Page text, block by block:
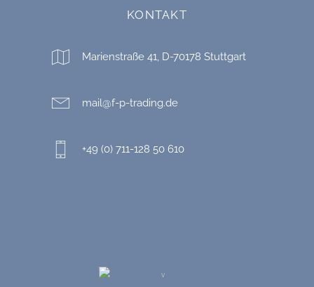
KONTAKT
Marienstraße 41, D-70178 Stuttgart
mail@f-p-trading.de
+49 (0) 711-128 50 610